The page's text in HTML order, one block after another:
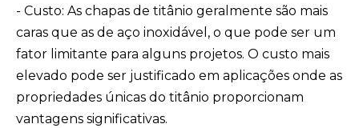
- Custo: As chapas de titânio geralmente são mais
caras que as de aço inoxidável, o que pode ser um
fator limitante para alguns projetos. O custo mais
elevado pode ser justificado em aplicações onde as
propriedades únicas do titânio proporcionam
vantagens significativas.